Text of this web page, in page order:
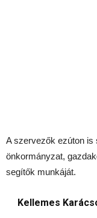
A szervezők ezúton is
önkormányzat,
segítők munkáját.
Kellemes